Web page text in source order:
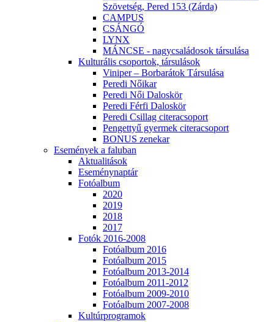
Szövetség, Pered 153 (Zárda)
CAMPUS
CSÁNGÓ
LYNX
MÁNCSE - nagycsaládosok társulása
Kulturális csoportok, társulások
Viniper – Borbarátok Társulása
Peredi Nőikar
Peredi Női Daloskör
Peredi Férfi Daloskör
Peredi Csillag citeracsoport
Pengettyű gyermek citeracsoport
BONUS zenekar
Események a faluban
Aktualitások
Eseménynaptár
Fotóalbum
2020
2019
2018
2017
Fotók 2016-2008
Fotóalbum 2016
Fotóalbum 2015
Fotóalbum 2013-2014
Fotóalbum 2011-2012
Fotóalbum 2009-2010
Fotóalbum 2007-2008
Kultúrprogramok